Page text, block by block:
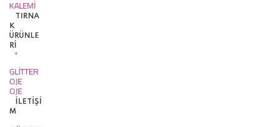
KALEMİ
TIRNA
K
ÜRÜNLE
Rİ
GLİTTER
OJE
OJE
İLETIŞI
M